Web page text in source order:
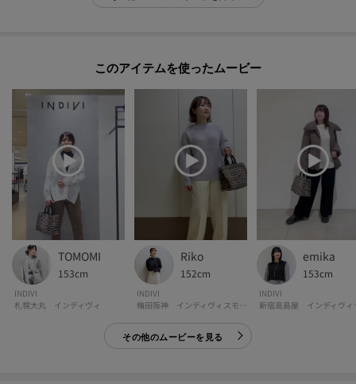
パソコン・スマートフォンなどの環境により、若干製品と画像のカラーが異
なる場合もございます。
このアイテムを使ったムービー
TOMOMI
153cm
INDIVI
札幌大丸 インディヴィ
Riko
152cm
INDIVI
梅田阪神 インディヴィスモール
emika
153cm
INDIVI
その他のムービーを見る